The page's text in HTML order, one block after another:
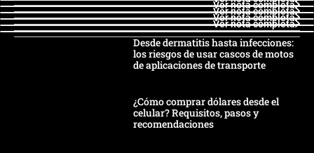
Ver nota completa
Ver nota completa
Ver nota completa
Ver nota completa
Desde dermatitis hasta infecciones:
los riesgos de usar cascos de motos
de aplicaciones de transporte
¿Cómo comprar dólares desde el
celular? Requisitos, pasos y
recomendaciones